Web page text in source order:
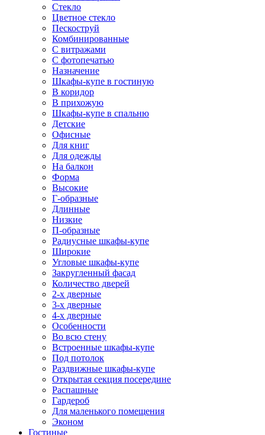
Стекло
Цветное стекло
Пескоструй
Комбинированные
С витражами
С фотопечатью
Назначение
Шкафы-купе в гостиную
В коридор
В прихожую
Шкафы-купе в спальню
Детские
Офисные
Для книг
Для одежды
На балкон
Форма
Высокие
Г-образные
Длинные
Низкие
П-образные
Радиусные шкафы-купе
Широкие
Угловые шкафы-купе
Закругленный фасад
Количество дверей
2-х дверные
3-х дверные
4-х дверные
Особенности
Во всю стену
Встроенные шкафы-купе
Под потолок
Раздвижные шкафы-купе
Открытая секция посередине
Распашные
Гардероб
Для маленького помещения
Эконом
Гостиные